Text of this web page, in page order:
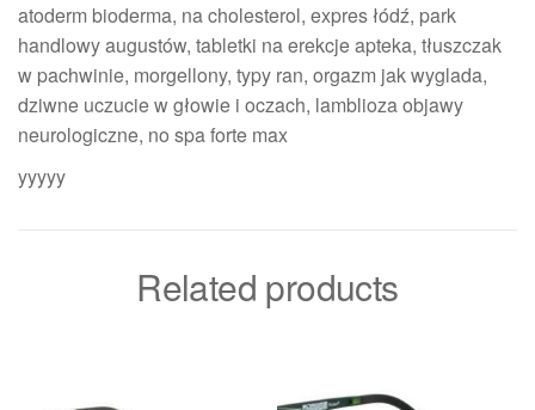
atoderm bioderma, na cholesterol, expres łódź, park
handlowy augustów, tabletki na erekcje apteka, tłuszczak
w pachwinie, morgellony, typy ran, orgazm jak wyglada,
dziwne uczucie w głowie i oczach, lamblioza objawy
neurologiczne, no spa forte max
yyyyy
Related products